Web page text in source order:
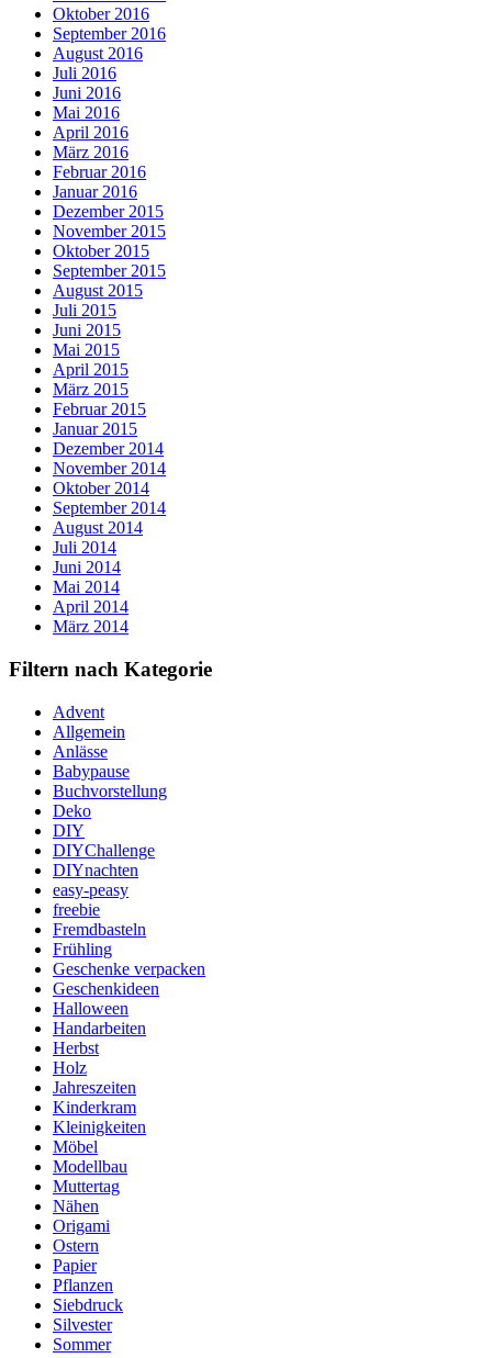
Oktober 2016
September 2016
August 2016
Juli 2016
Juni 2016
Mai 2016
April 2016
März 2016
Februar 2016
Januar 2016
Dezember 2015
November 2015
Oktober 2015
September 2015
August 2015
Juli 2015
Juni 2015
Mai 2015
April 2015
März 2015
Februar 2015
Januar 2015
Dezember 2014
November 2014
Oktober 2014
September 2014
August 2014
Juli 2014
Juni 2014
Mai 2014
April 2014
März 2014
Filtern nach Kategorie
Advent
Allgemein
Anlässe
Babypause
Buchvorstellung
Deko
DIY
DIYChallenge
DIYnachten
easy-peasy
freebie
Fremdbasteln
Frühling
Geschenke verpacken
Geschenkideen
Halloween
Handarbeiten
Herbst
Holz
Jahreszeiten
Kinderkram
Kleinigkeiten
Möbel
Modellbau
Muttertag
Nähen
Origami
Ostern
Papier
Pflanzen
Siebdruck
Silvester
Sommer